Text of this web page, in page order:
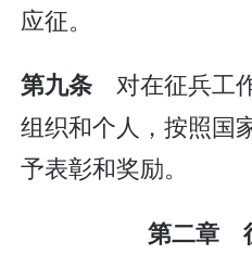
应征。
第九条 对在征兵工
组织和个人，按照国
予表彰和奖励。
第二章